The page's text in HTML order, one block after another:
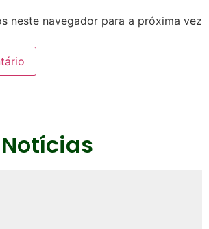
neste navegador para a próxima vez